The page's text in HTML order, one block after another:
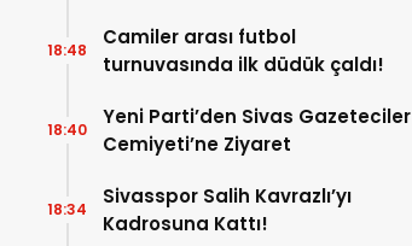
Camiler arası futbol
turnuvasında ilk düdük çaldı!
18:48
Yeni Parti’den Sivas Gazeteciler
Cemiyeti’ne Ziyaret
18:40
Sivasspor Salih Kavrazlı’yı
Kadrosuna Kattı!
18:34